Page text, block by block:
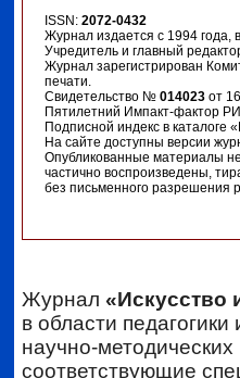
ISSN: 2072-0432
Журнал издается с 1994 года,
Учредитель и главный
Журнал зарегистрирован
печати.
Свидетельство № 014023 от
Пятилетний Импакт-фактор
Подписной индекс в каталоге
На сайте доступны версии
Опубликованные материалы
частично воспроизведены,
без письменного разрешения
Журнал «Искусство
в области
научно-
соответствующие